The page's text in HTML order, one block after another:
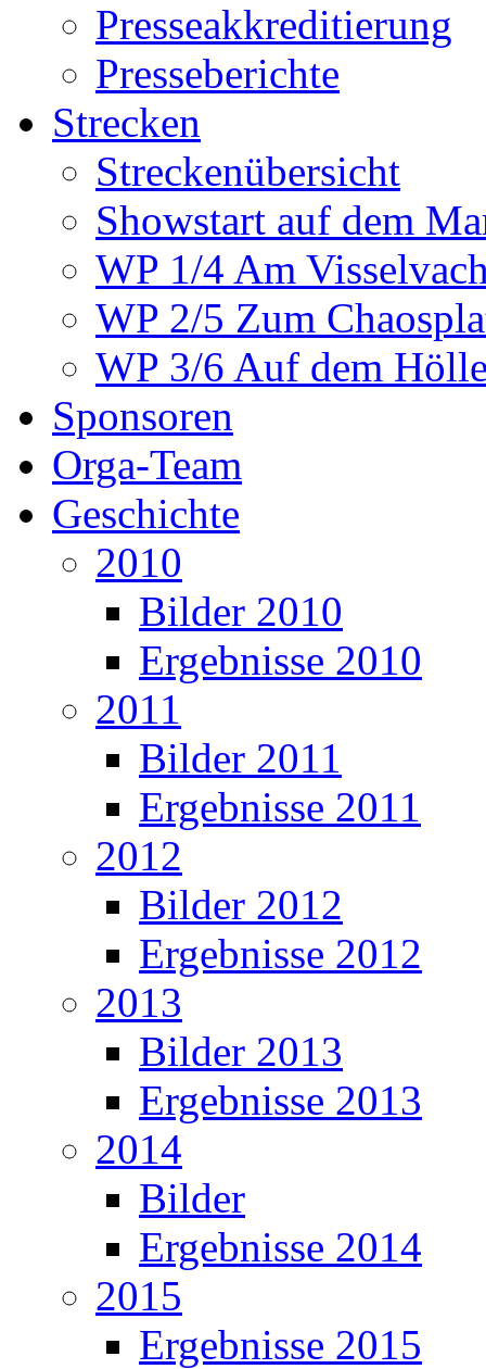
Presseakkreditierung
Presseberichte
Strecken
Streckenübersicht
Showstart auf dem
WP 1/4 Am
WP 2/5 Zum
WP 3/6 Auf dem
Sponsoren
Orga-Team
Geschichte
2010
Bilder 2010
Ergebnisse 2010
2011
Bilder 2011
Ergebnisse 2011
2012
Bilder 2012
Ergebnisse 2012
2013
Bilder 2013
Ergebnisse 2013
2014
Bilder
Ergebnisse 2014
2015
Ergebnisse 2015